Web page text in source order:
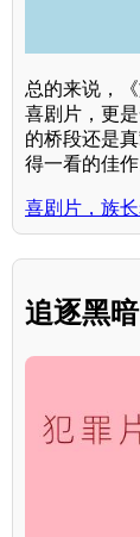
总的来说，
喜剧片，更
的桥段还是
得一看的佳作
喜剧片，族
追逐黑